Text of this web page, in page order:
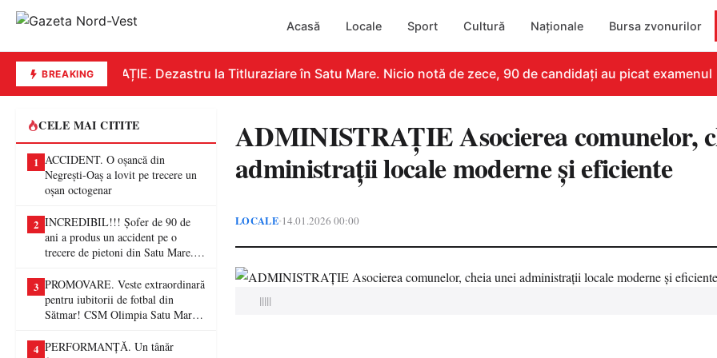
Acasă Locale Sport Cultură Naționale Bursa zvonurilor
BREAKINGEDUCAȚIE. Dezastru la Titluraziare în Satu Mare. Nicio notă de zece, 90 de candidați au picat examenul
CELE MAI CITITE
1 ACCIDENT. O oșancă din
Negrești-Oaș a lovit pe trecere un
oșan octogenar
2 INCREDIBIL!!! Șofer de 90 de
ani a produs un accident pe o
trecere de pietoni din Satu Mare. O
3 PROMOVARE. Veste extraordinară
pentru iubitorii de fotbal din
Sătmar! CSM Olimpia Satu Mare
4 PERFORMANȚĂ. Un tânăr
ADMINISTRAȚIE Asocierea comunelor,
administrații locale moderne și eficiente
LOCALE•14.01.2026 00:00
|||||